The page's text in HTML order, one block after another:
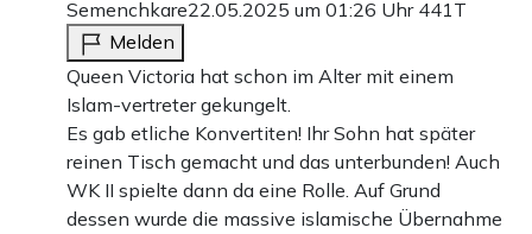
Semenchkare22.05.2025 um 01:26 Uhr 441T
Melden
Queen Victoria hat schon im Alter mit einem
Islam-vertreter gekungelt.
Es gab etliche Konvertiten! Ihr Sohn hat später
reinen Tisch gemacht und das unterbunden! Auch
WK II spielte dann da eine Rolle. Auf Grund
dessen wurde die massive islamische Übernahme